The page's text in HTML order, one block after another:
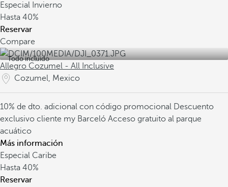
Especial Invierno
Hasta 40%
Reservar
Compare
Todo incluido
Allegro Cozumel - All Inclusive
Cozumel, Mexico
10% de dto. adicional con código promocional Descuento
exclusivo cliente my Barceló Acceso gratuito al parque
acuático
Más información
Especial Caribe
Hasta 40%
Reservar